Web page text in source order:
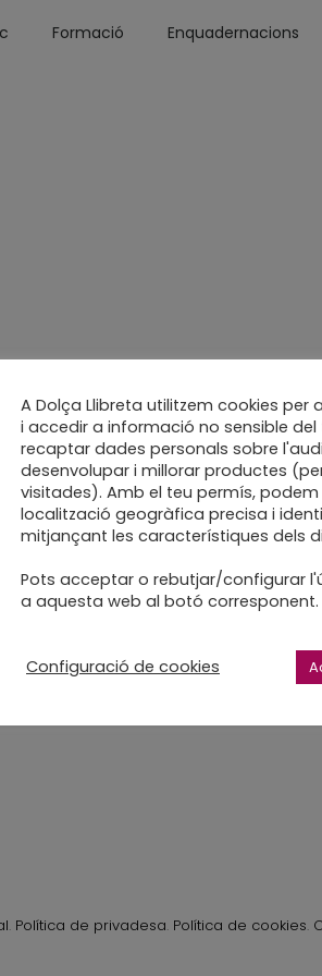
Formació Enquadernacions
midori per a
. Política de privadesa. Política de cookies.
A Dolça Llibreta utilitzem cookies
i accedir a informació no sensible del
recaptar dades personals sobre
desenvolupar i millorar productes
visitades). Amb el teu permís,
localització geogràfica precisa i
mitjançant les característiques dels
Pots acceptar o rebutjar/configurar
a aquesta web al botó corresponent.
Configuració de cookies